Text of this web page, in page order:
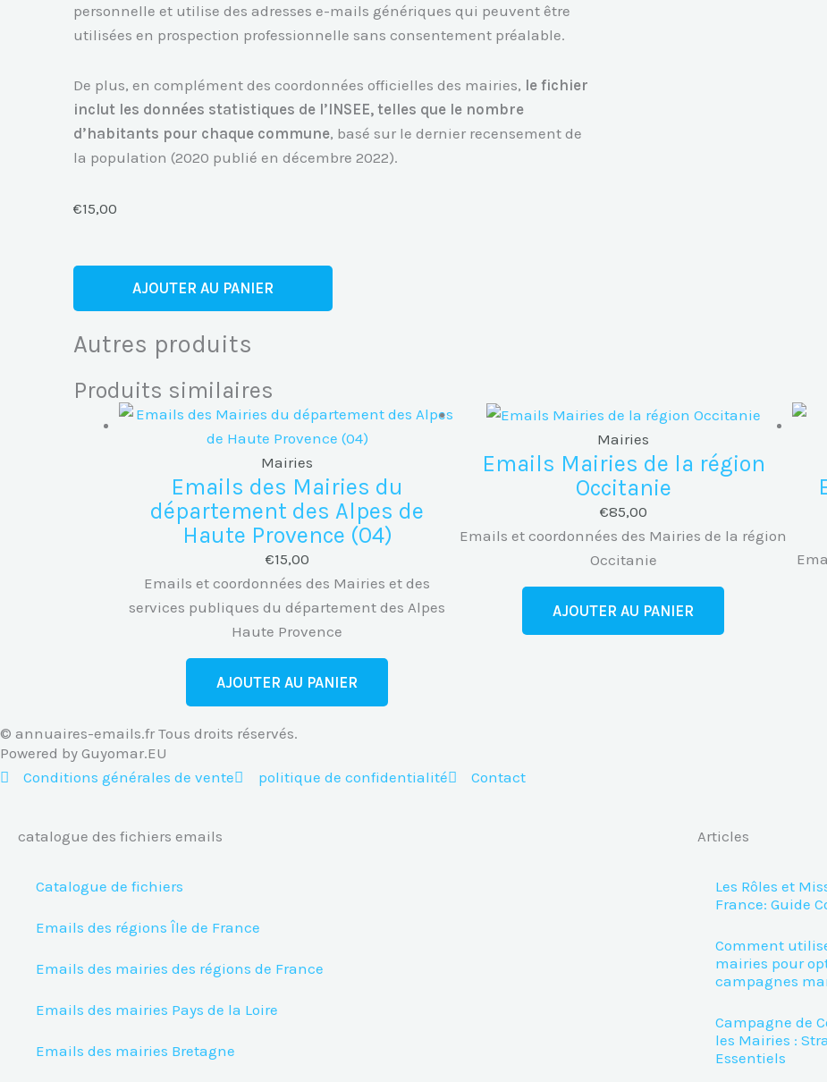
personnelle et utilise des adresses e-mails génériques qui peuvent être
utilisées en prospection professionnelle sans consentement préalable.
De plus, en complément des coordonnées officielles des mairies, le fichier
inclut les données statistiques de l’INSEE, telles que le nombre
d’habitants pour chaque commune, basé sur le dernier recensement de
la population (2020 publié en décembre 2022).
€15,00
des
du
département
AJOUTER AU PANIER
Autres produits
Produits similaires
Mairies
Emails des Mairies du
département des Alpes de
Haute Provence (04)
€15,00
Emails et coordonnées des Mairies et des
services publiques du département des Alpes
Haute Provence
AJOUTER AU PANIER
Mairies
Emails Mairies de la région
Occitanie
€85,00
Emails et coordonnées des Mairies de la région
Occitanie
AJOUTER AU PANIER
© annuaires-emails.fr Tous droits réservés.
Powered by Guyomar.EU
Conditions générales de vente
politique de confidentialité Contact
catalogue des fichiers emails
Catalogue de fichiers
Emails des régions Île de France
Emails des mairies des régions de France
Emails des mairies Pays de la Loire
Emails des mairies Bretagne
Articles
Les Rôles et
France: Guide
Comment
mairies pour
campagnes
Campagne de
les Mairies :
Essentiels